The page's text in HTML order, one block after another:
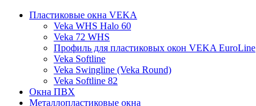
Пластиковые окна VEKA
Veka WHS Halo 60
Veka 72 WHS
Профиль для пластиковых окон VEKA EuroLine
Veka Softline
Veka Swingline (Veka Round)
Veka Softline 82
Окна ПВХ
Металлопластиковые окна